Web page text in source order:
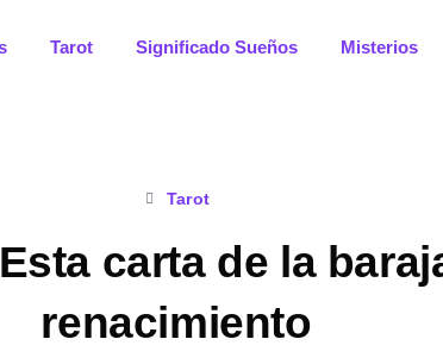
Tarot Significado Sueños Misterios
Tarot
carta de la
renacimiento